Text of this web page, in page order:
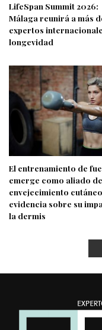
LifeSpan Summit 2026:
Málaga reunirá a más
expertos
longevidad
El entrenamiento de
emerge como aliado
envejecimiento
evidencia sobre su
la dermis